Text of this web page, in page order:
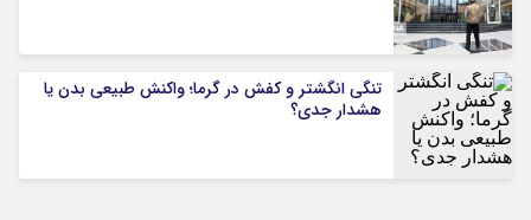
تنگی انگشتر و کفش در گرما؛ واکنش طبیعی بدن یا
هشدار جدی؟